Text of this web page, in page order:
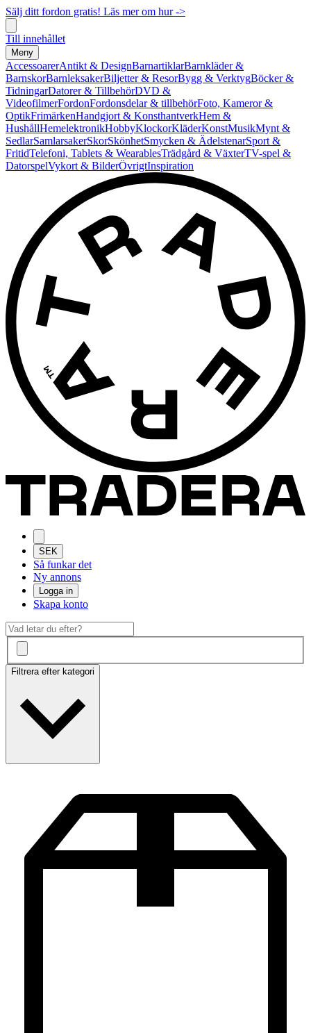
Sälj ditt fordon gratis! Läs mer om hur ->
Till innehållet
Meny
AccessoarerAntikt & DesignBarnartiklarBarnkläder &
BarnskorBarnleksakerBiljetter & ResorBygg & VerktygBöcker &
TidningarDatorer & TillbehörDVD &
VideofilmerFordonFordonsdelar & tillbehörFoto, Kameror &
OptikFrimärkenHandgjort & KonsthantverkHem &
HushållHemelektronikHobbyKlockorKläderKonstMusikMynt &
SedlarSamlarsakerSkorSkönhetSmycken & ÄdelstenarSport &
FritidTelefoni, Tablets & WearablesTrädgård & VäxterTV-spel &
DatorspelVykort & BilderÖvrigtInspiration
SEK
Så funkar det
Ny annons
Logga in
Skapa konto
Filtrera efter kategori